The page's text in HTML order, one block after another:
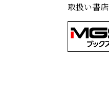
取扱い書店